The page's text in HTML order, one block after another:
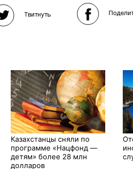
Твитнуть
Казахстанцы сняли по
программе «Нацфонд —
детям» более 28 млн
долларов